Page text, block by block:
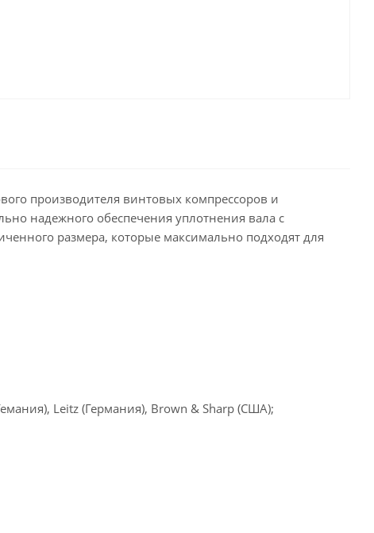
производителя винтовых компрессоров и
надежного обеспечения уплотнения вала с
размера, которые максимально подходят для
Leitz (Германия), Brown & Sharp (США);